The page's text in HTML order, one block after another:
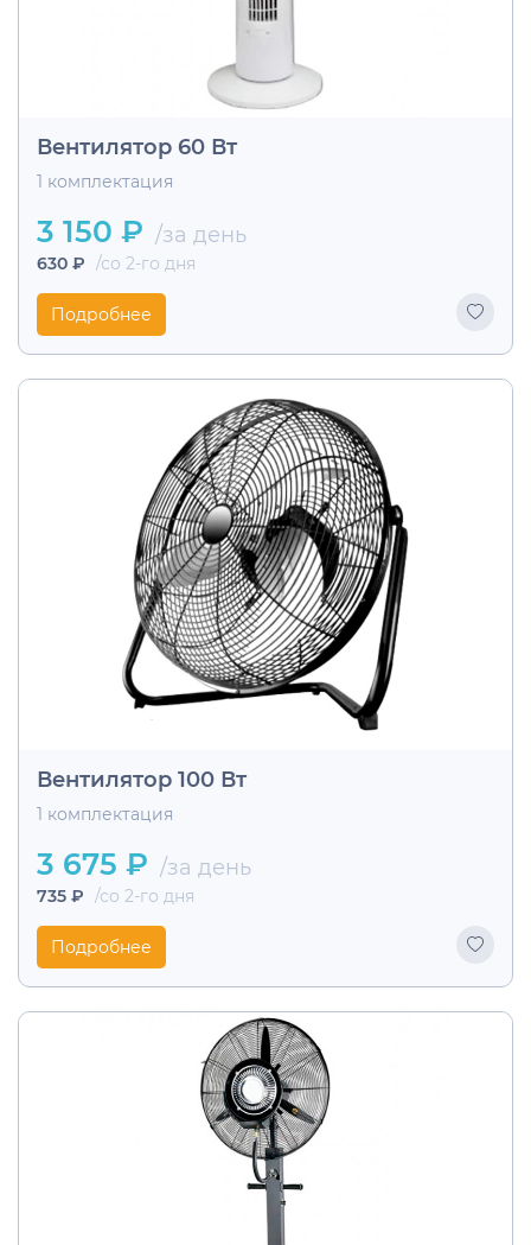
Вентилятор 60 Вт
1 комплектация
3 150 ₽ /за день
630 ₽ /со 2-го дня
Подробнее
Вентилятор 100 Вт
1 комплектация
3 675 ₽ /за день
735 ₽ /со 2-го дня
Подробнее